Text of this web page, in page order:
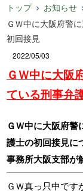
トップ
お知らせ
ＧＷ中に大阪府警
初回接見
2022/05/03
ＧＷ中に大阪
ている刑事弁
ＧＷ中に大阪府
護士の初回接見に
事務所大阪支部が
ＧＷ真っ只中で